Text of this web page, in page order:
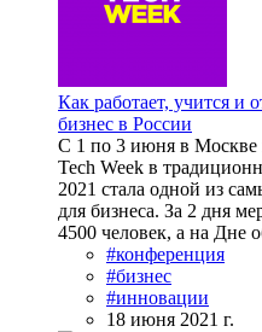
Как работает, учится и
бизнес в России
С 1 по 3 июня в Москве
Tech Week в
2021 стала одной из
для бизнеса. За 2 дня
4500 человек, а на Дне
#конференция
#бизнес
#инновации
18 июня 2021 г.